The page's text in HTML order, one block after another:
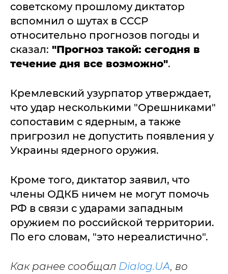
советскому прошлому диктатор
вспомнил о шутах в СССР
относительно прогнозов погоды и
сказал: "Прогноз такой: сегодня в
течение дня все возможно".
Кремлевский узурпатор утверждает,
что удар несколькими "Орешниками"
сопоставим с ядерным, а также
пригрозил не допустить появления у
Украины ядерного оружия.
Кроме того, диктатор заявил, что
члены ОДКБ ничем не могут помочь
РФ в связи с ударами западным
оружием по российской территории.
По его словам, "это нереалистично".
Как ранее сообщал Dialog.UA, во